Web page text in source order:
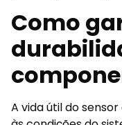
Como
A vida útil do